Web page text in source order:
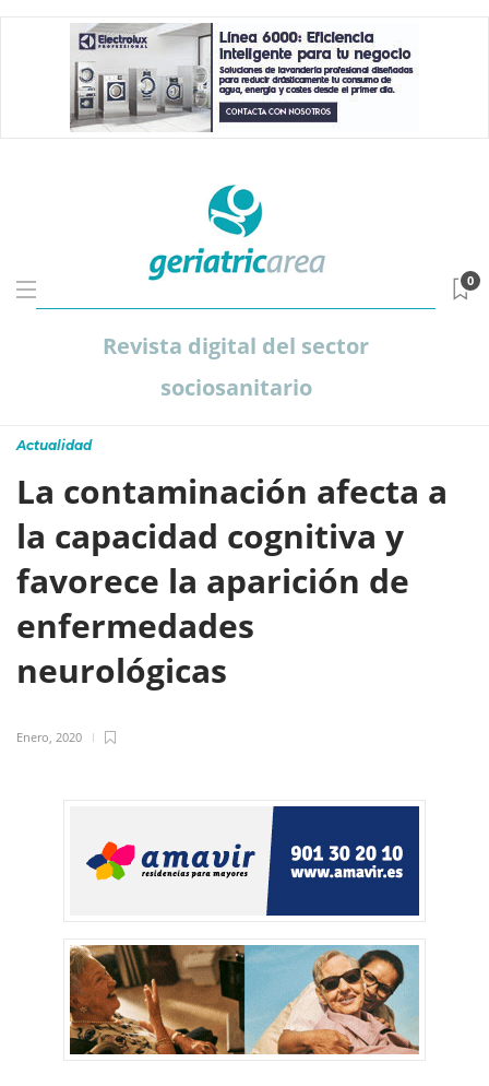
Revista digital del sector
sociosanitario
0
Actualidad
La contaminación afecta a
la capacidad cognitiva y
favorece la aparición de
enfermedades
neurológicas
Enero, 2020